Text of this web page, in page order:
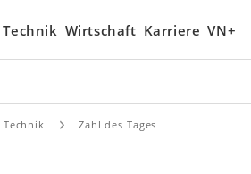
Technik Wirtschaft Karriere VN+
Technik Zahl des Tages